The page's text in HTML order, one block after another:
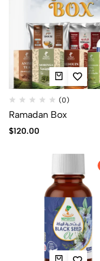
(0)
Ramadan Box
$120.00